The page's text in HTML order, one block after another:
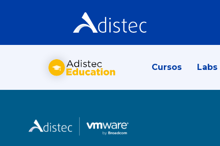
Cursos Labs